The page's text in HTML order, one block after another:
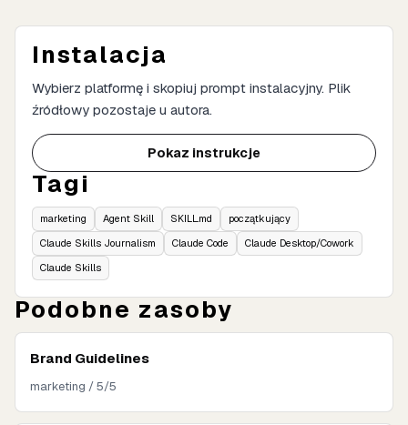
Instalacja
Wybierz platformę i skopiuj prompt instalacyjny. Plik
źródłowy pozostaje u autora.
Pokaz instrukcje
Tagi
marketing Agent Skill SKILL.md
początkujący
Claude Skills Journalism
Claude Code
Claude Desktop/Cowork
Claude Skills
Podobne zasoby
Brand Guidelines
marketing / 5/5